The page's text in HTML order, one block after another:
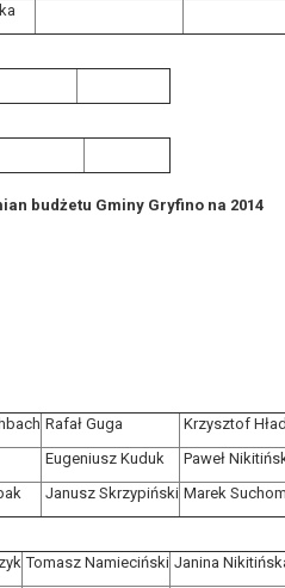
budżetu Gminy Gryfino na 2014
Rafał Guga
Krzysztof
Eugeniusz Kuduk
Paweł
Janusz Skrzypiński Marek
Tomasz Namieciński Janina